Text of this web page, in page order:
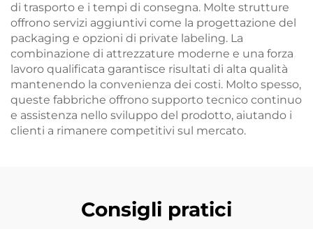
di trasporto e i tempi di consegna. Molte strutture
offrono servizi aggiuntivi come la progettazione del
packaging e opzioni di private labeling. La
combinazione di attrezzature moderne e una forza
lavoro qualificata garantisce risultati di alta qualità
mantenendo la convenienza dei costi. Molto spesso,
queste fabbriche offrono supporto tecnico continuo
e assistenza nello sviluppo del prodotto, aiutando i
clienti a rimanere competitivi sul mercato.
Consigli pratici